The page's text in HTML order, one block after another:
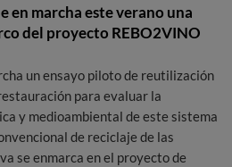
en marcha este verano una
del proyecto REBO2VINO
un ensayo piloto de reutilización
para evaluar la
y medioambiental de este sistema
de reciclaje de las
se enmarca en el proyecto de